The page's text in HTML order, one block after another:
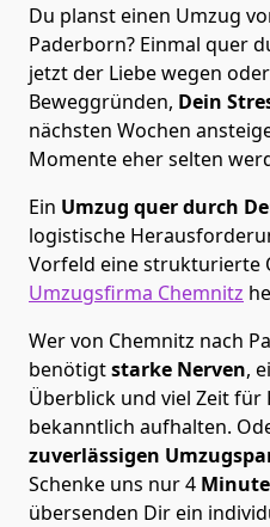
Du planst einen Umzug
Paderborn? Einmal quer
jetzt der Liebe wegen
Beweggründen, Dein
nächsten Wochen
Momente eher selten
Ein Umzug quer durch
logistische
Vorfeld eine strukturierte
Umzugsfirma Chemnitz
Wer von Chemnitz nach
benötigtstarke Nerven,
Überblick und viel Zeit für
bekanntlich aufhalten.
zuverlässigen
Schenke uns nur4
übersenden Dir ein